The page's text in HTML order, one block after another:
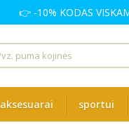
👉 -10% KODAS
aksesuarai sportui